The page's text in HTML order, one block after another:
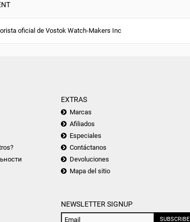
oficial de Vostok Watch-Makers Inc
EXTRAS
Marcas
Afiliados
Especiales
Contáctanos
Devoluciones
Mapa del sitio
NEWSLETTER SIGNUP
SUBSCRIBE